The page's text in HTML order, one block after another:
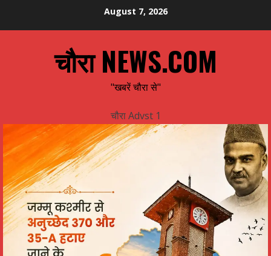
August 7, 2026
चौरा NEWS.COM
"खबरें चौरा से"
चौरा Advst 1